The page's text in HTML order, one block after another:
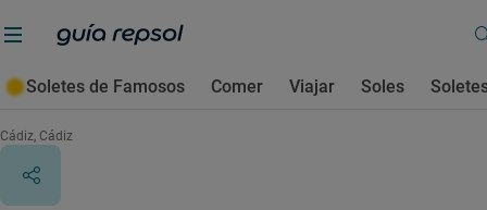
Soletes de Famosos Comer Viajar Soles
Torre Tavira
Cádiz, Cádiz